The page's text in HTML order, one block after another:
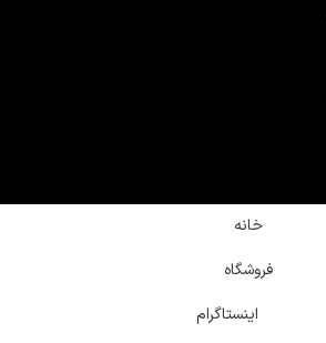
خانه
فروشگاه
اینستاگرام